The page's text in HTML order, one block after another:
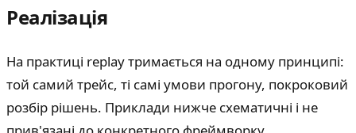
Реалізація
На практиці replay тримається на одному принципі:
той самий трейс, ті самі умови прогону, покроковий
розбір рішень. Приклади нижче схематичні і не